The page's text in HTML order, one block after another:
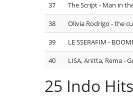
37 The Script - Man in
38 Olivia Rodrigo - the
39 LE SSERAFIM -
40 LISA, Anitta, Rema -
25 Indo Hits